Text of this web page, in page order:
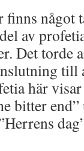
finns något
av
Det torde
till
här
bitter